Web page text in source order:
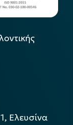
Ελευσίνα